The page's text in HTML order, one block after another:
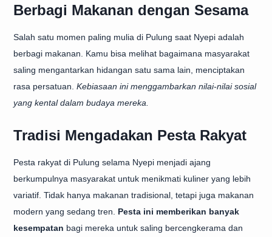
Berbagi Makanan dengan Sesama
Salah satu momen paling mulia di Pulung saat Nyepi adalah
berbagi makanan. Kamu bisa melihat bagaimana masyarakat
saling mengantarkan hidangan satu sama lain, menciptakan
rasa persatuan. Kebiasaan ini menggambarkan nilai-nilai sosial
yang kental dalam budaya mereka.
Tradisi Mengadakan Pesta Rakyat
Pesta rakyat di Pulung selama Nyepi menjadi ajang
berkumpulnya masyarakat untuk menikmati kuliner yang lebih
variatif. Tidak hanya makanan tradisional, tetapi juga makanan
modern yang sedang tren. Pesta ini memberikan banyak
kesempatan bagi mereka untuk saling bercengkerama dan